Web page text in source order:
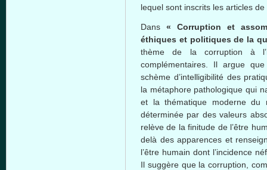
lequel sont inscrits les articles de
Dans « Corruption et
éthiques et politiques de la
thème de la corruption à
complémentaires . Il argue que
schème d’intelligibilitédes
la métaphore pathologique qui
et la thématique modernedu
déterminée par desvaleurs
relève de lafinitude de l’être
delà desapparences et
l’être humain dont l’incidence
Il suggère quela corruption,